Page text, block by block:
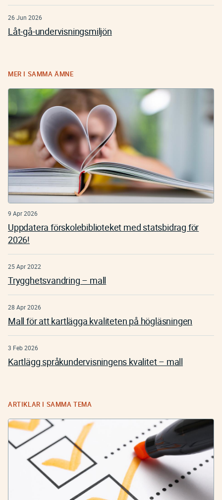
26 Jun 2026
Låt-gå-undervisningsmiljön
MER I SAMMA ÄMNE
9 Apr 2026
Uppdatera förskolebiblioteket med statsbidrag för
2026!
25 Apr 2022
Trygghetsvandring – mall
28 Apr 2026
Mall för att kartlägga kvaliteten på högläsningen
3 Feb 2026
Kartlägg språkundervisningens kvalitet – mall
ARTIKLAR I SAMMA TEMA